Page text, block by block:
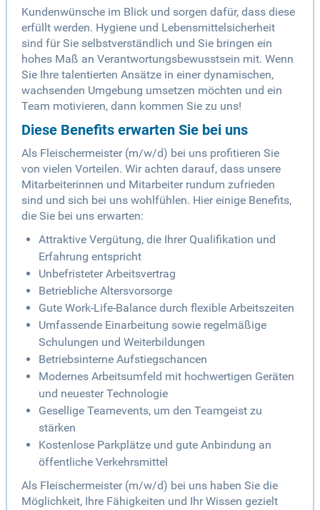
Kundenwünsche im Blick und sorgen dafür, dass diese
erfüllt werden. Hygiene und Lebensmittelsicherheit
sind für Sie selbstverständlich und Sie bringen ein
hohes Maß an Verantwortungsbewusstsein mit. Wenn
Sie Ihre talentierten Ansätze in einer dynamischen,
wachsenden Umgebung umsetzen möchten und ein
Team motivieren, dann kommen Sie zu uns!
Diese Benefits erwarten Sie bei uns
Als Fleischermeister (m/w/d) bei uns profitieren Sie
von vielen Vorteilen. Wir achten darauf, dass unsere
Mitarbeiterinnen und Mitarbeiter rundum zufrieden
sind und sich bei uns wohlfühlen. Hier einige Benefits,
die Sie bei uns erwarten:
Attraktive Vergütung, die Ihrer Qualifikation und
Erfahrung entspricht
Unbefristeter Arbeitsvertrag
Betriebliche Altersvorsorge
Gute Work-Life-Balance durch flexible Arbeitszeiten
Umfassende Einarbeitung sowie regelmäßige
Schulungen und Weiterbildungen
Betriebsinterne Aufstiegschancen
Modernes Arbeitsumfeld mit hochwertigen Geräten
und neuester Technologie
Gesellige Teamevents, um den Teamgeist zu
stärken
Kostenlose Parkplätze und gute Anbindung an
öffentliche Verkehrsmittel
Als Fleischermeister (m/w/d) bei uns haben Sie die
Möglichkeit, Ihre Fähigkeiten und Ihr Wissen gezielt